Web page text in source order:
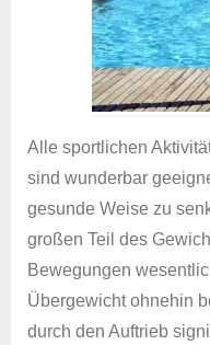
Alle sportlichen
sind wunderbar
gesunde Weise zu
großen Teil des
Bewegungen
Übergewicht ohnehin
durch den Auftrieb